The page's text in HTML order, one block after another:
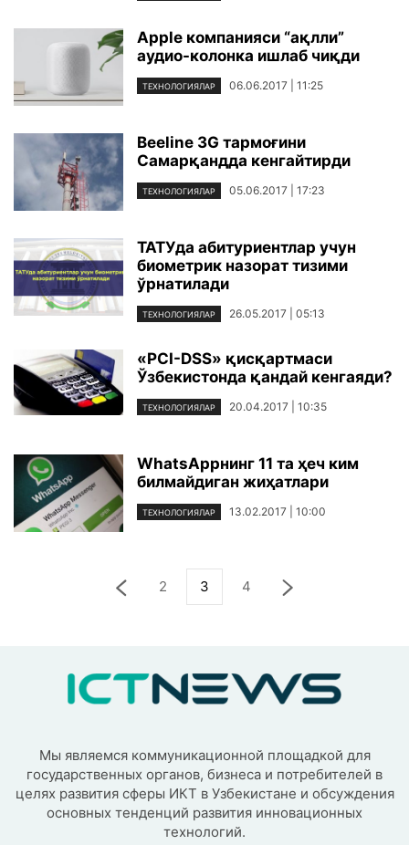
Apple компанияси “ақлли”
аудио-колонка ишлаб чиқди
ТЕХНОЛОГИЯЛАР 06.06.2017 | 11:25
Beeline 3G тармоғини
Самарқандда кенгайтирди
ТЕХНОЛОГИЯЛАР 05.06.2017 | 17:23
ТАТУда абитуриентлар учун
биометрик назорат тизими
ўрнатилади
ТЕХНОЛОГИЯЛАР 26.05.2017 | 05:13
«PCI-DSS» қисқартмаси
Ўзбекистонда қандай кенгаяди?
ТЕХНОЛОГИЯЛАР 20.04.2017 | 10:35
WhatsAppнинг 11 та ҳеч ким
билмайдиган жиҳатлари
ТЕХНОЛОГИЯЛАР 13.02.2017 | 10:00
2 3 4
Мы являемся коммуникационной площадкой для
государственных органов, бизнеса и потребителей в
целях развития сферы ИКТ в Узбекистане и обсуждения
основных тенденций развития инновационных
технологий.